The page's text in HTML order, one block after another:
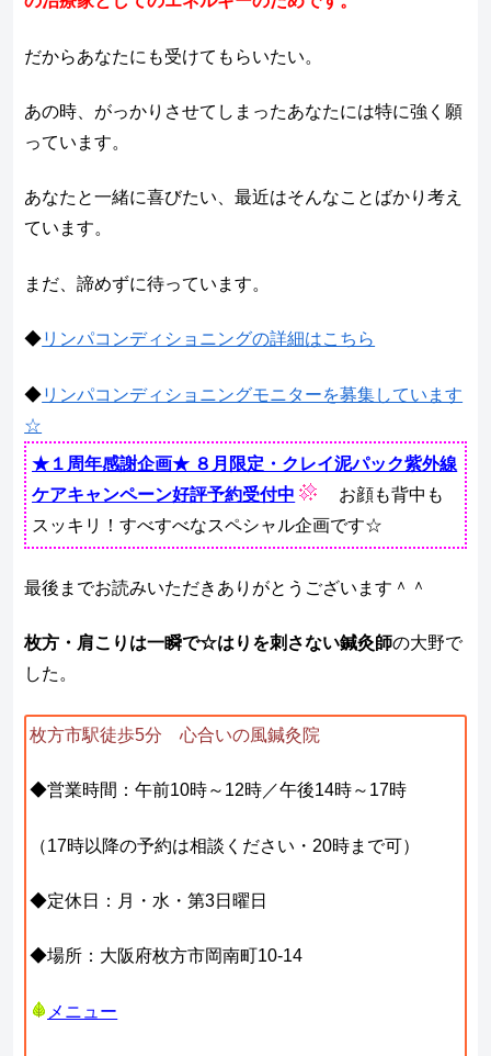
だからあなたにも受けてもらいたい。
あの時、がっかりさせてしまったあなたには特に強く願
っています。
あなたと一緒に喜びたい、最近はそんなことばかり考え
ています。
まだ、諦めずに待っています。
◆リンパコンディショニングの詳細はこちら
◆リンパコンディショニングモニターを募集しています
☆
★１周年感謝企画★ ８月限定・クレイ泥パック紫外線
ケアキャンペーン好評予約受付中
お顔も背中も
スッキリ！すべすべなスペシャル企画です☆
最後までお読みいただきありがとうございます＾＾
枚方・肩こりは一瞬で☆はりを刺さない鍼灸師の大野で
した。
枚方市駅徒歩5分 心合いの風鍼灸院
◆営業時間：午前10時～12時／午後14時～17時
（17時以降の予約は相談ください・20時まで可）
◆定休日：月・水・第3日曜日
◆場所：大阪府枚方市岡南町10-14
メニュー